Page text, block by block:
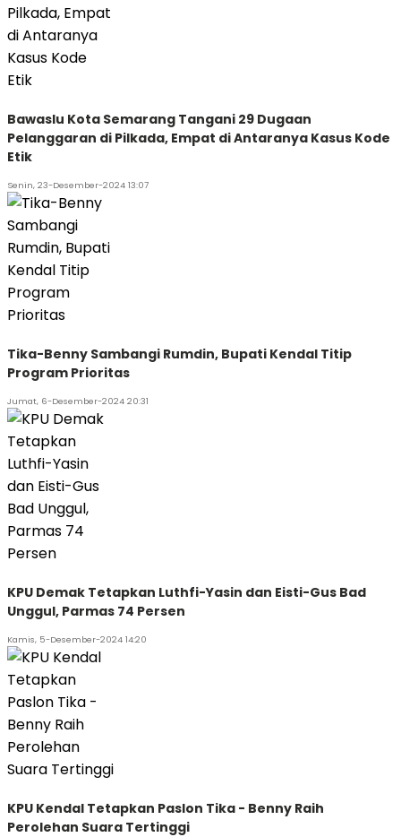
Bawaslu Kota Semarang Tangani 29 Dugaan
Pelanggaran di Pilkada, Empat di Antaranya Kasus Kode
Etik
Senin, 23-Desember-2024 13:07
Tika-Benny Sambangi Rumdin, Bupati Kendal Titip
Program Prioritas
Jumat, 6-Desember-2024 20:31
KPU Demak Tetapkan Luthfi-Yasin dan Eisti-Gus Bad
Unggul, Parmas 74 Persen
Kamis, 5-Desember-2024 14:20
KPU Kendal Tetapkan Paslon Tika - Benny Raih
Perolehan Suara Tertinggi